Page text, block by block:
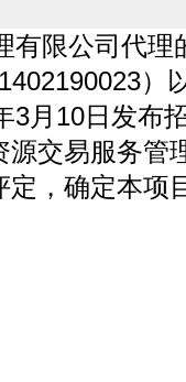
有限公司代理
）
3月10日发布
交易服务管
，确定本项